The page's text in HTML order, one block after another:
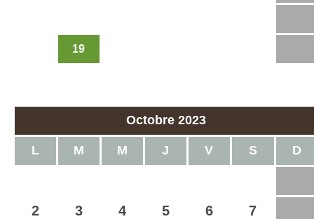
19
Octobre 2023
L M M J V S D
2 3 4 5 6 7